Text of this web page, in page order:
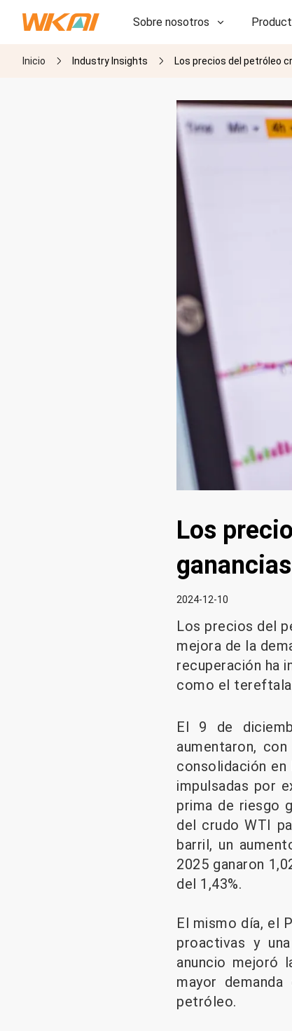
Sobre nosotros
I+D
Inicio Industry Insights Los precios del petróleo
Los
2024-12-10
Los precios del
mejora de la
recuperación ha
como el
El 9 de
aumentaron,
consolidación
impulsadas por
prima de riesgo
del crudo WTI
barril, un
2025 ganaron
del 1,43%.
El mismo día, el
proactivas y
anuncio mejoró
mayor
petróleo.